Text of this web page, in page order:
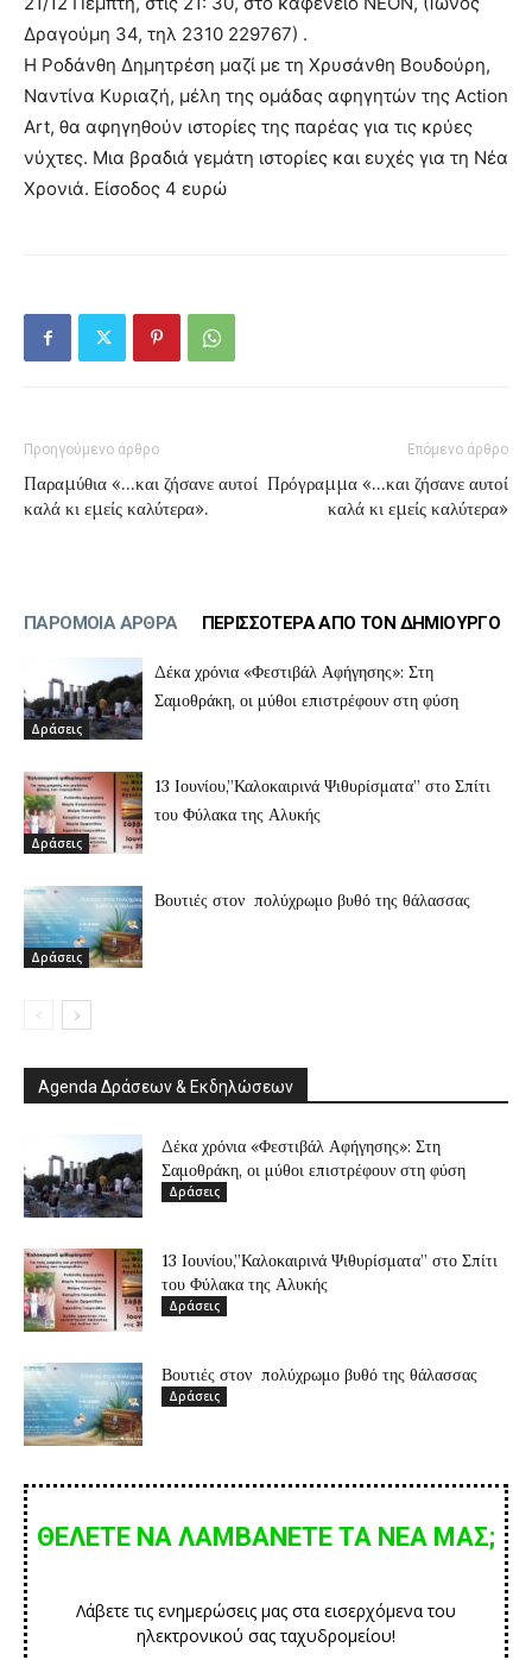
Δραγούμη 34, τηλ 2310 229767) .
Η Ροδάνθη Δημητρέση μαζί με τη Χρυσάνθη Βουδούρη,
Ναντίνα Κυριαζή, μέλη της ομάδας αφηγητών της Action
Art, θα αφηγηθούν ιστορίες της παρέας για τις κρύες
νύχτες. Μια βραδιά γεμάτη ιστορίες και ευχές για τη Νέα
Χρονιά. Είσοδος 4 ευρώ
Προηγούμενο άρθρο
Παραμύθια «…και ζήσανε αυτοί
καλά κι εμείς καλύτερα».
Επόμενο άρθρο
Πρόγραμμα «…και ζήσανε αυτοί
καλά κι εμείς καλύτερα»
ΠΑΡΟΜΟΙΑ ΑΡΘΡΑ ΠΕΡΙΣΣΟΤΕΡΑ ΑΠΟ ΤΟΝ ΔΗΜΙΟΥΡΓΟ
Δράσεις
Δέκα χρόνια «Φεστιβάλ Αφήγησης»: Στη
Σαμοθράκη, οι μύθοι επιστρέφουν στη φύση
Δράσεις
13 Ιουνίου,”Καλοκαιρινά Ψιθυρίσματα” στο Σπίτι
του Φύλακα της Αλυκής
Δράσεις
Βουτιές στον πολύχρωμο βυθό της θάλασσας
Agenda Δράσεων & Εκδηλώσεων
Δέκα χρόνια «Φεστιβάλ Αφήγησης»: Στη
Σαμοθράκη, οι μύθοι επιστρέφουν στη φύση
Δράσεις
13 Ιουνίου,”Καλοκαιρινά Ψιθυρίσματα” στο Σπίτι
του Φύλακα της Αλυκής
Δράσεις
Βουτιές στον πολύχρωμο βυθό της θάλασσας
Δράσεις
ΘΕΛΕΤΕ ΝΑ ΛΑΜΒΑΝΕΤΕ ΤΑ ΝΕΑ ΜΑΣ;
Λάβετε τις ενημερώσεις μας στα εισερχόμενα του
ηλεκτρονικού σας ταχυδρομείου!